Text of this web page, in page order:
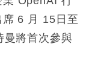
美元押注未上市公
6 月 15日至
將首次參與